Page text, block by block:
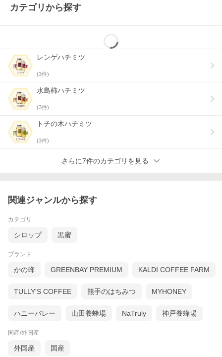
カテゴリから探す
レンゲハチミツ
(3件)
水島柿ハチミツ
(3件)
トチの木ハチミツ
(3件)
さらに7件のカテゴリを見る
関連ジャンルから探す
カテゴリ
シロップ 黒蜜
ブランド
かの蜂 GREENBAY PREMIUM KALDI COFFEE FARM
TULLY'S COFFEE 熊手のはちみつ MYHONEY
ハニーバレー 山田養蜂場 NaTruly 神戸養蜂場
国産/外国産
外国産 国産